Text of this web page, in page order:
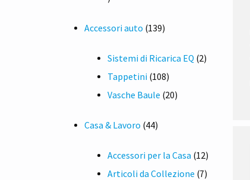
Accessori auto 139139
Sistemi di Ricarica EQ 22
Tappetini 108108
prodotti
Vasche Baule 2020
Casa & Lavoro 4444
Accessori per la Casa 1212
prodotti
Articoli da Collezione 77